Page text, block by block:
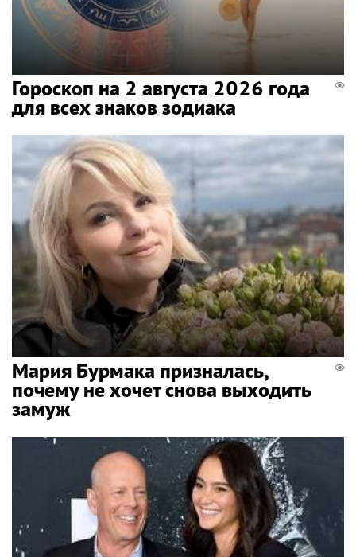
Гороскоп на 2 августа 2026 года
для всех знаков зодиака
Мария Бурмака призналась,
почему не хочет снова выходить
замуж